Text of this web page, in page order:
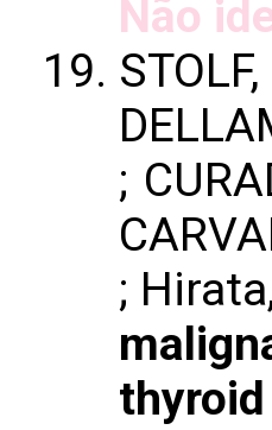
Não
;
;